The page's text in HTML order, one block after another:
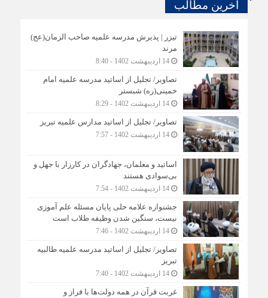
آخرین مطالب
تیزر | پذیرش مدرسه علمیه صاحب الزمان(عج)
مرند
14 اردیبهشت 1402 - 8:40
تصاویر/ تجلیل از اساتید مدرسه علمیه امام
خمینی(ره) شبستر
14 اردیبهشت 1402 - 8:29
تصاویر/ تجلیل از اساتید مدارس علمیه تبریز
14 اردیبهشت 1402 - 7:57
اساتید و معلمان، جهادگران در کارزار با جهل و
بی‌سوادی هستند
14 اردیبهشت 1402 - 7:54
جشنواره علامه حلی پایان مسئله علم آموزی
نیست، سنگین شدن وظیفه طلاب است
14 اردیبهشت 1402 - 7:46
تصاویر/ تجلیل از اساتید مدرسه علمیه طالبیه
تبریز
14 اردیبهشت 1402 - 7:40
غربت قرآن در همه دولت‌ها با فراز و